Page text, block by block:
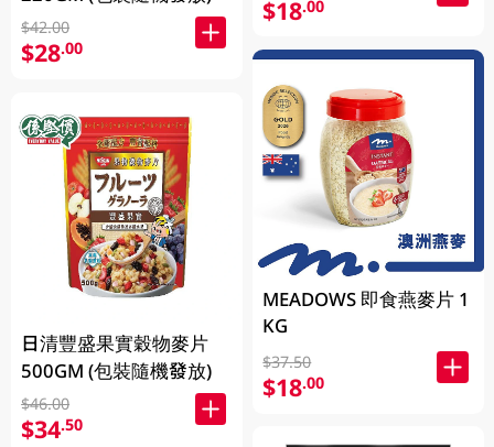
$42.00
$28.00
日清豐盛果實穀物麥片
500GM (包裝隨機發放)
$46.00
$34.50
$18.00
MEADOWS 即食燕麥片 1
KG
$37.50
$18.00